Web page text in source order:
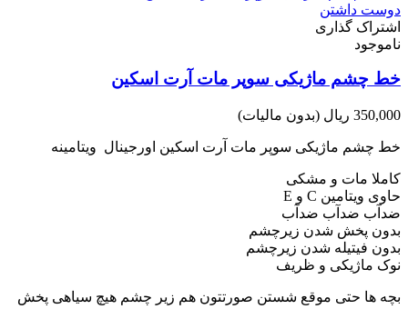
دوست داشتن
اشتراک گذاری
ناموجود
خط چشم ماژیکی سوپر مات آرت اسکین
350,000 ریال (بدون مالیات)
خط چشم ماژیکی سوپر مات آرت اسکین اورجینال ویتامینه
کاملا مات و مشکی
حاوی ویتامین C و E
ضدآب ضدآب ضدآب
بدون پخش شدن زیرچشم
بدون فیتیله شدن زیرچشم
نوک ماژیکی و ظریف
بچه ها حتی موقع شستن صورتتون هم زیر چشم هیچ سیاهی پخش